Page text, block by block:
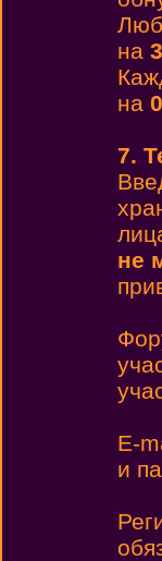
на
на
7.
не
E-
и